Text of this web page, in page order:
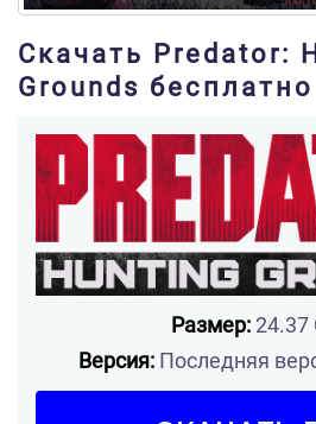
Скачать Predator:
Grounds
Размер:24.37
Версия:Последняя